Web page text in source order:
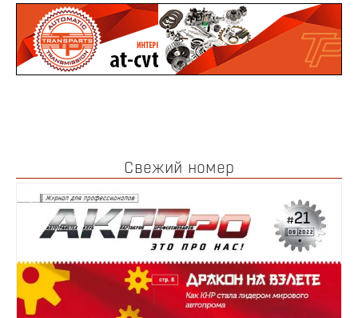
Свежий номер